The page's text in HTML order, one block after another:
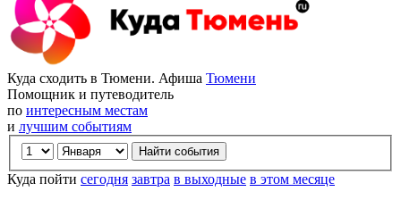
Куда сходить в Тюмени. Афиша Тюмени
Помощник и путеводитель
по интересным местам
и лучшим событиям
Куда пойти сегодня завтра в выходные в этом месяце